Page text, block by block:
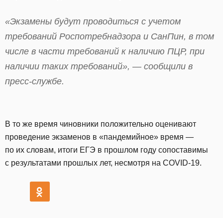
«Экзамены будут проводиться с учетом
требований Роспотребнадзора и СанПин, в том
числе в части требований к наличию ПЦР, при
наличии таких требований», — сообщили в
пресс-службе.
В то же время чиновники положительно оценивают
проведение экзаменов в «пандемийное» время —
по их словам, итоги ЕГЭ в прошлом году сопоставимы
с результатами прошлых лет, несмотря на COVID-19.